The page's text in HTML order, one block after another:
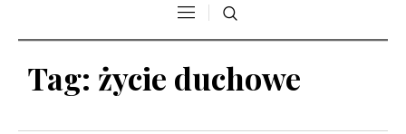
Tag: życie duchowe